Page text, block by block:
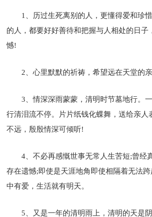
1、历过生死离别的人，更懂得爱和珍
的人，都要好好善待和把握与人相处的日子
憾!
2、心里默默的祈祷，希望远在天堂的
3、情深深雨蒙蒙，清明时节墓地行。
行清泪流不停。片片纸钱化蝶舞，送给亲人
不远，殷殷情深可倾听!
4、不必再感慨世事无常人生苦短;曾经
存在遗憾;即使是天涯地角即使相隔着无法
中有爱，生活就有明天。
5、又是一年的清明雨上，清明的天是